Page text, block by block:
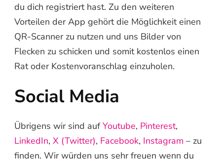
du dich registriert hast. Zu den weiteren
Vorteilen der App gehört die Möglichkeit einen
QR-Scanner zu nutzen und uns Bilder von
Flecken zu schicken und somit kostenlos einen
Rat oder Kostenvoranschlag einzuholen.
Social Media
Übrigens wir sind auf Youtube, Pinterest,
LinkedIn, X (Twitter), Facebook, Instagram – zu
finden. Wir würden uns sehr freuen wenn du